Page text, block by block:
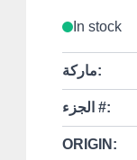
In stock
ماركة:
الجزء #:
ORIGIN: